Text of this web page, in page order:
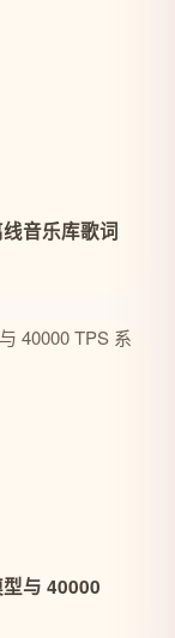
音乐库歌词
与 40000